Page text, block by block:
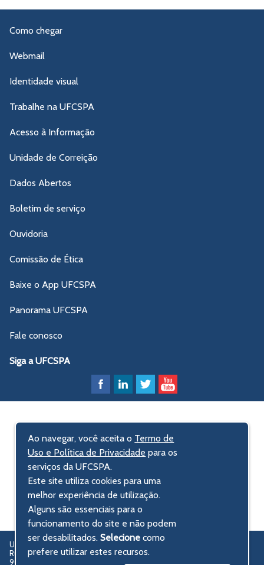
Como chegar
Webmail
Identidade visual
Trabalhe na UFCSPA
Acesso à Informação
Unidade de Correição
Dados Abertos
Boletim de serviço
Ouvidoria
Comissão de Ética
Baixe o App UFCSPA
Panorama UFCSPA
Fale conosco
Siga a UFCSPA
UFCSPA – Universidade Federal de Ciências da Saúde de Porto Alegre
Rua Sarmento Leite, 245 - Centro Histórico
90050-170 Porto Alegre, RS, Brasil
Ao navegar, você aceita o Termo de
Uso e Política de Privacidade para os
serviços da UFCSPA.
Este site utiliza cookies para uma
melhor experiência de utilização.
Alguns são essenciais para o
funcionamento do site e não podem
ser desabilitados.Selecionecomo
prefere utilizar estes recursos.